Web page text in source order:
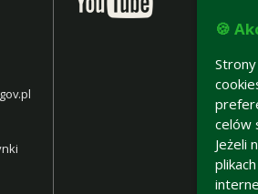
🍪
celów
Jeżeli